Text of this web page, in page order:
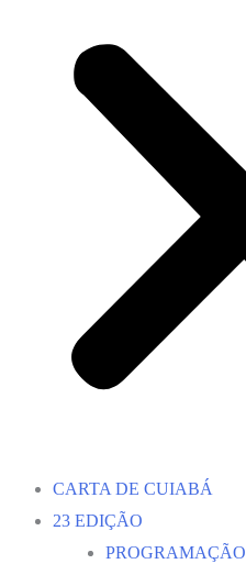
CARTA DE CUIABÁ
23 EDIÇÃO
PROGRAMAÇÃO